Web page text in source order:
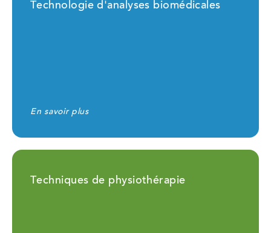
Technologie d'analyses biomédicales
En savoir plus
Techniques de physiothérapie